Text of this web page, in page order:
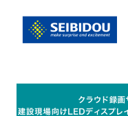
MVNO
スマート漁業